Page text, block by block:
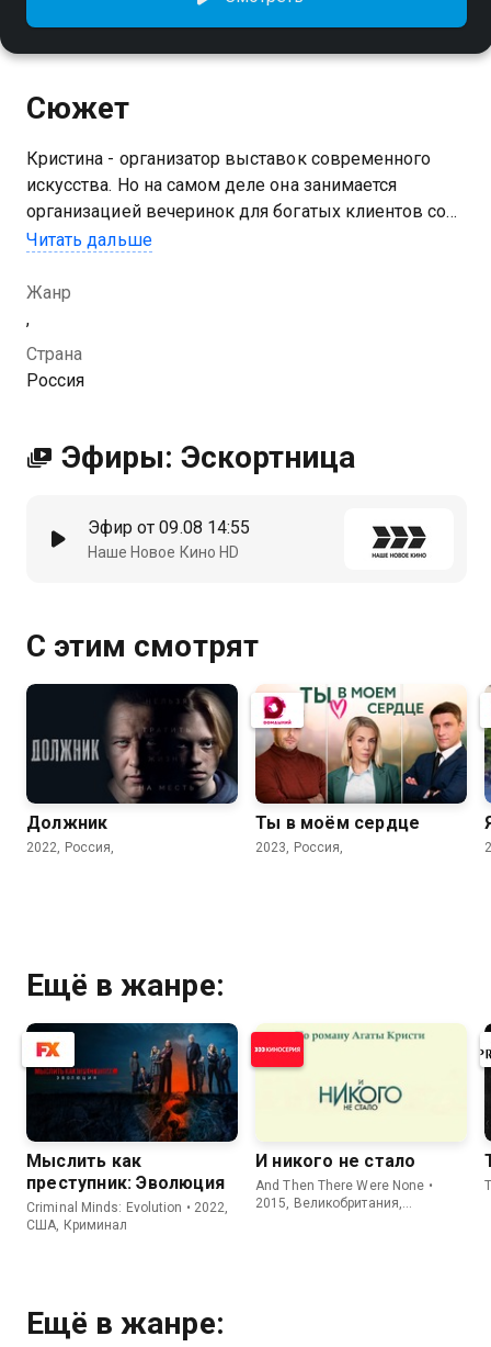
Сюжет
Кристина - организатор выставок современного
искусства. Но на самом деле она занимается
организацией вечеринок для богатых клиентов со
всего мира. В её подчинении находятся десятки
спецслужбы и полиция
Читать дальше
Жанр
,
Страна
Россия
Эфиры: Эскортница
Эфир от 09.08 14:55
Наше Новое Кино HD
С этим смотрят
Должник
2022, Россия,
Ты в моём сердце
2023, Россия,
Ещё в жанре:
Мыслить как
преступник: Эволюция
Criminal Minds: Evolution • 2022,
США, Криминал
И никого не стало
And Then There Were None •
2015, Великобритания,
Ещё в жанре: